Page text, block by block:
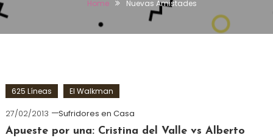
Home Nuevas Amistades
625 Líneas El Walkman
27/02/2013
Sufridores en Casa
Apueste por una: Cristina del Valle vs Alberto